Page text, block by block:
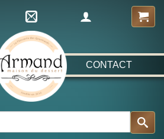
CONTACT